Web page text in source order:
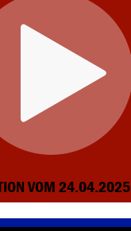
VOM 24.04.2025